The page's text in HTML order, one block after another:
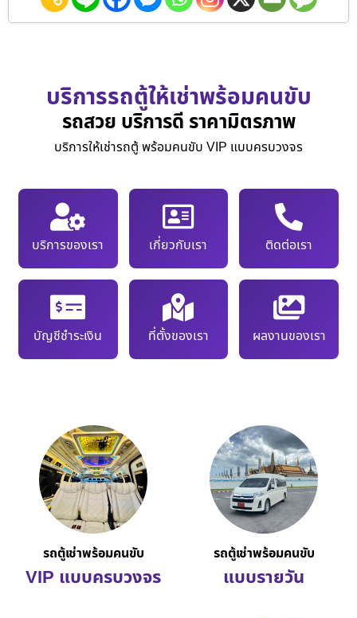
บริการรถตู้ให้เช่าพร้อมคนขับ
รถสวย บริการดี ราคามิตรภาพ
บริการให้เช่ารถตู้ พร้อมคนขับ VIP แบบครบวงจร
บริการของเรา เกี่ยวกับเรา ติดต่อเรา
บัญชีชำระเงิน ที่ตั้งของเรา ผลงานของเรา
รถตู้เช่าพร้อมคนขับ
VIP แบบครบวงจร
รถตู้เช่าพร้อมคนขับ
แบบรายวัน